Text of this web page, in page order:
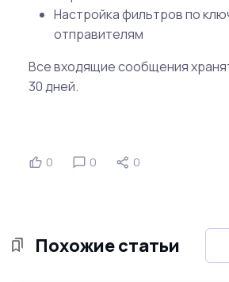
Настройка фильтров по
отправителям
Все входящие сообщения
30 дней.
0 0 0
Похожие статьи